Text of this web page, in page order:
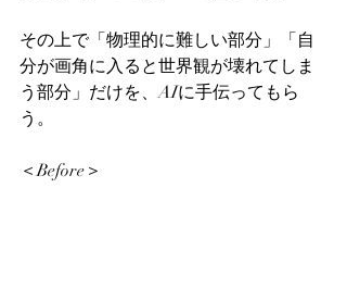
その上で「物理的に難しい部分」「自
分が画角に入ると世界観が壊れてしま
う部分」だけを、AIに手伝ってもら
う。
＜Before＞